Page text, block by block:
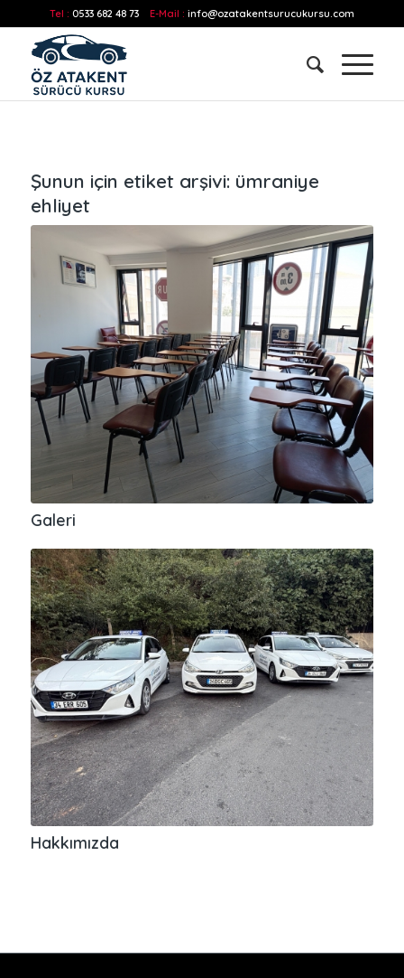
Tel : 0533 682 48 73 E-Mail : info@ozatakentsurucukursu.com
Şunun için etiket arşivi: ümraniye
ehliyet
Galeri
Hakkımızda